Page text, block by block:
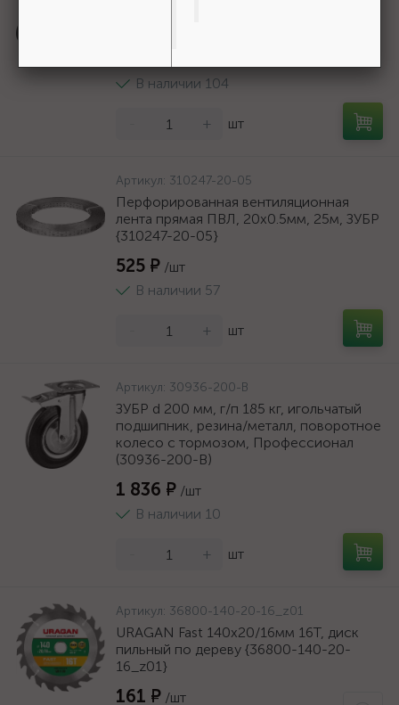
В наличии 104
+ шт
Артикул: 310247-20-05
Перфорированная вентиляционная
лента прямая ПВЛ, 20х0.5мм, 25м, ЗУБР
{310247-20-05}
525 ₽ /шт
В наличии 57
+ шт
Артикул: 30936-200-B
ЗУБР d 200 мм, г/п 185 кг, игольчатый
подшипник, резина/металл, поворотное
колесо c тормозом, Профессионал
(30936-200-B)
1 836 ₽ /шт
В наличии 10
+ шт
Артикул: 36800-140-20-16_z01
URAGAN Fast 140x20/16мм 16Т, диск
пильный по дереву {36800-140-20-
16_z01}
161 ₽ /шт